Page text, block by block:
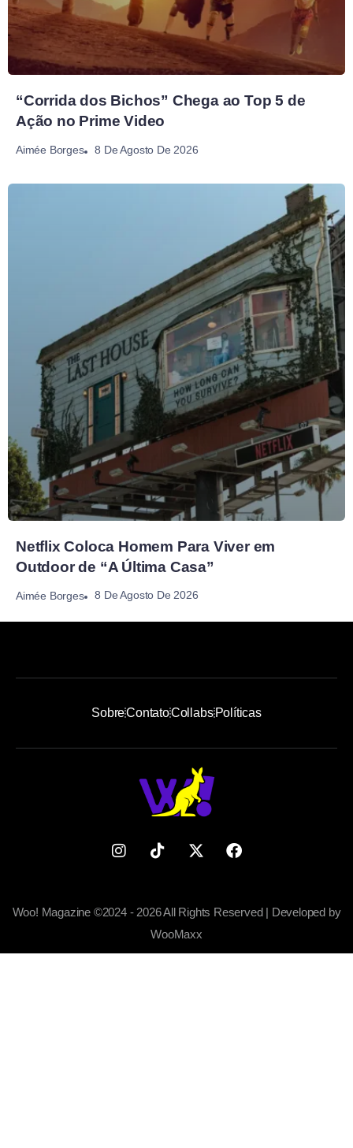
“Corrida dos Bichos” Chega ao Top 5 de
Ação no Prime Video
Aimée Borges 8 De Agosto De 2026
Netflix Coloca Homem Para Viver em
Outdoor de “A Última Casa”
Aimée Borges 8 De Agosto De 2026
SobreContatoCollabsPolíticas
Woo! Magazine ©2024 - 2026 All Rights Reserved | Developed by
WooMaxx